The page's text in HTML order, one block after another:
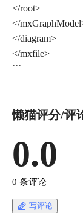
</root>
</
</diagram>
</mxfile>
懒猫评分/评
0.0
0 条评论
写评论